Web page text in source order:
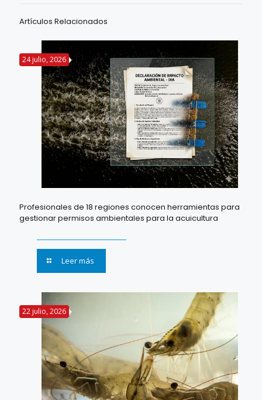
Artículos Relacionados
24 julio, 2026
Profesionales de 18 regiones conocen herramientas para
gestionar permisos ambientales para la acuicultura
Leer más
22 julio, 2026